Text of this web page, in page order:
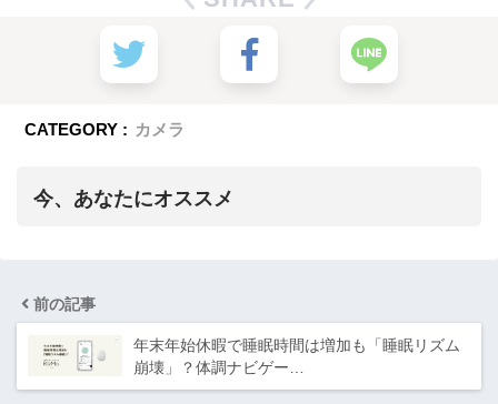
CATEGORY : カメラ
今、あなたにオススメ
前の記事
年末年始休暇で睡眠時間は増加も「睡眠リズム
崩壊」？体調ナビゲー…